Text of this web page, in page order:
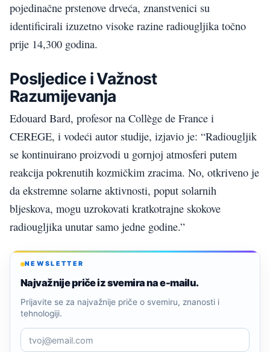
pojedinačne prstenove drveća, znanstvenici su
identificirali izuzetno visoke razine radiougljika točno
prije 14,300 godina.
Posljedice i Važnost
Razumijevanja
Edouard Bard, profesor na Collège de France i
CEREGE, i vodeći autor studije, izjavio je: “Radiougljik
se kontinuirano proizvodi u gornjoj atmosferi putem
reakcija pokrenutih kozmičkim zracima. No, otkriveno je
da ekstremne solarne aktivnosti, poput solarnih
bljeskova, mogu uzrokovati kratkotrajne skokove
radiougljika unutar samo jedne godine.”
NEWSLETTER
Najvažnije priče iz svemira na e-mailu.
Prijavite se za najvažnije priče o svemiru, znanosti i
tehnologiji.